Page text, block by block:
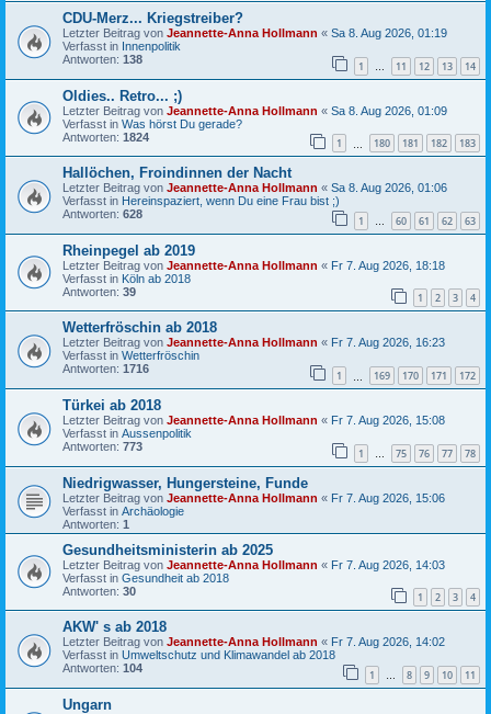
CDU-Merz... Kriegstreiber?
Letzter Beitrag von Jeannette-Anna Hollmann « Sa 8. Aug 2026, 01:19
Verfasst in Innenpolitik
Antworten: 138 1 … 11 12 13 14
Oldies.. Retro... ;)
Letzter Beitrag von Jeannette-Anna Hollmann « Sa 8. Aug 2026, 01:09
Verfasst in Was hörst Du gerade?
Antworten: 1824 1 180 181 182 183
Hallöchen, Froindinnen der Nacht
Letzter Beitrag von Jeannette-Anna Hollmann « Sa 8. Aug 2026, 01:06
Verfasst in Hereinspaziert, wenn Du eine Frau bist ;)
Antworten: 628 1 … 60 61 62 63
Rheinpegel ab 2019
Letzter Beitrag von Jeannette-Anna Hollmann « Fr 7. Aug 2026, 18:18
Verfasst in Köln ab 2018
Antworten: 39 1 2 3 4
Wetterfröschin ab 2018
Letzter Beitrag von Jeannette-Anna Hollmann « Fr 7. Aug 2026, 16:23
Verfasst in Wetterfröschin
Antworten: 1716 1 169 170 171 172
Türkei ab 2018
Letzter Beitrag von Jeannette-Anna Hollmann « Fr 7. Aug 2026, 15:08
Verfasst in Aussenpolitik
Antworten: 773 1 … 75 76 77 78
Niedrigwasser, Hungersteine, Funde
Letzter Beitrag von Jeannette-Anna Hollmann « Fr 7. Aug 2026, 15:06
Verfasst in Archäologie
Antworten: 1
Gesundheitsministerin ab 2025
Letzter Beitrag von Jeannette-Anna Hollmann « Fr 7. Aug 2026, 14:03
Verfasst in Gesundheit ab 2018
Antworten: 30 1 2 3 4
AKW' s ab 2018
Letzter Beitrag von Jeannette-Anna Hollmann « Fr 7. Aug 2026, 14:02
Verfasst in Umweltschutz und Klimawandel ab 2018
Antworten: 104 1 … 8 9 10 11
Ungarn